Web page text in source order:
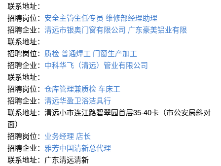
联系地址：
招聘岗位： 安全主管∕主任∕专员 维修部经理助理
招聘企业： 清远市银奥门窗有限公司 广东豪美铝业有限
联系地址：
招聘岗位： 质检普通焊工 门窗生产加工
招聘企业： 中科华飞（清远）管业有限公司
联系地址：
招聘岗位： 仓库管理兼质检 车床工
招聘企业： 清远华盈卫浴洁具行
联系地址：清远小市连江路碧翠园首层35-40卡（市公安局斜对
面）
招聘岗位： 业务经理 店长
招聘企业： 雅芳中国清新总代理
联系地址：广东清远清新